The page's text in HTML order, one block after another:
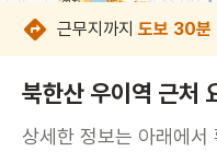
근무지까지 도보 30분
북한산 우이역 근처
상세한 정보는 아래에서